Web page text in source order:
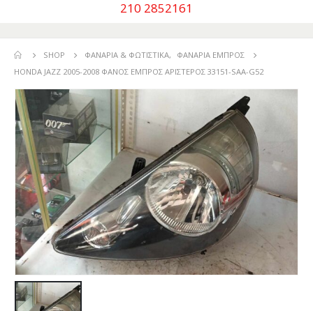
210 2852161
SHOP ΦΑΝΆΡΙΑ & ΦΩΤΙΣΤΙΚΆ,
ΦΑΝΆΡΙΑ ΕΜΠΡΌΣ
HONDA JAZZ 2005-2008 ΦΑΝΟΣ ΕΜΠΡΟΣ ΑΡΙΣΤΕΡΟΣ 33151-SAA-G52